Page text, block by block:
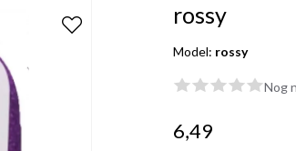
rossy
Model: rossy
Nog
6,49